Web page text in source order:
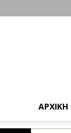
ΑΡΧΙΚΗ